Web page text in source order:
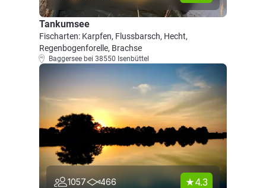
Tankumsee
Fischarten: Karpfen, Flussbarsch, Hecht,
Regenbogenforelle, Brachse
Baggersee bei 38550 Isenbüttel
1057 466 4.3